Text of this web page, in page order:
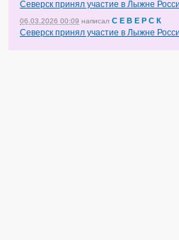
Северск принял участие в Лыжне
06.03.2026 00:09 написал С Е В Е Р С К
Северск принял участие в Лыжне